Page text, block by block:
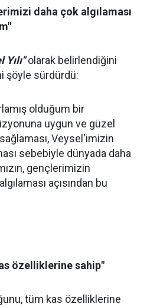
daha çok algılaması
Yılı"olarak belirlendiğini
şöyle sürdürdü:
olduğum bir
uygun ve güzel
sağlaması, Veysel'imizin
sebebiyle dünyada daha
gençlerimizin
açısından bu
özelliklerine sahip"
tüm kas özelliklerine